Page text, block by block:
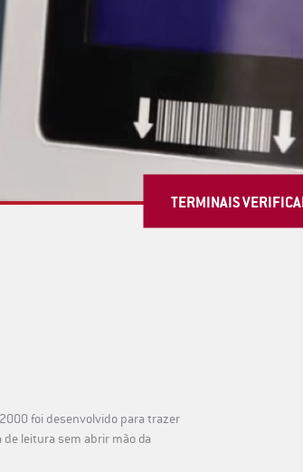
TERMINAIS
foi desenvolvido para trazer
de leitura sem abrir mão da